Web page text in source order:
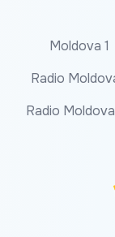
Moldova 1
Radio
Radio